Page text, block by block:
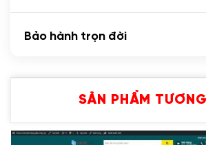
Bảo hành trọn đời
SẢN PHẨM